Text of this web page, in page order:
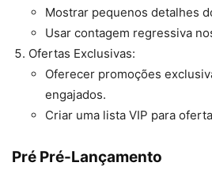
Mostrar pequenos detalhes
Usar contagem regressiva
Ofertas Exclusivas:
Oferecer promoções
engajados.
Criar uma lista VIP para
Pré Pré-Lançamento